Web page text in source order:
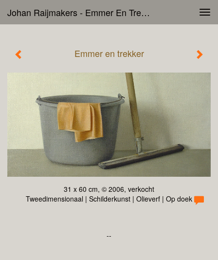
Johan Raijmakers - Emmer En Trekker
Emmer en trekker
31 x 60 cm, © 2006, verkocht
Tweedimensionaal | Schilderkunst | Olieverf | Op doek
--